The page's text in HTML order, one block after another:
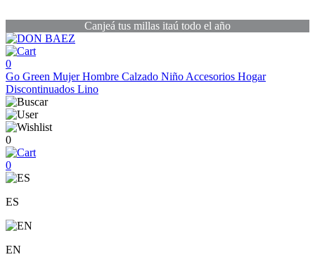
Canjeá tus millas itaú todo el año
0
Go Green MujerHombre Calzado Niño Accesorios Hogar
Discontinuados Lino
0
0
ES
EN